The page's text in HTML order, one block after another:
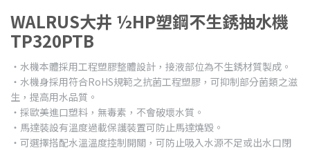
WALRUS大井 ½HP塑鋼不生銹抽水機
TP320PTB
‧水機本體採用工程塑膠整體設計，接液部位為不生銹材質製成。
‧水機身採用符合RoHS規範之抗菌工程塑膠，可抑制部分菌類之滋
生，提高用水品質。
‧採歐美進口塑料，無毒素，不會破壞水質。
‧馬達裝設有溫度過載保護裝置可防止馬達燒毀。
‧可選擇搭配水溫溫度控制開關，可防止吸入水源不足或出水口閉